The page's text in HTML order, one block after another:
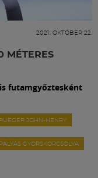
2021. OKTÓBER 22.
MÉTERES
futamgyőztesként
JOHN-HENRY
GYORSKORCSOLYA